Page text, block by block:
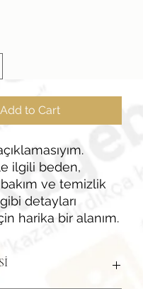
Add to Cart
ilgili beden,
ve temizlik
detayları
harika bir alanım.